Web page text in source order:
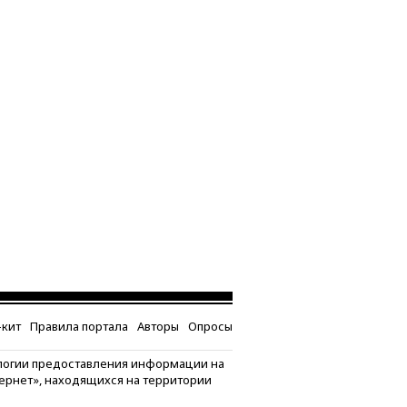
Правила портала Авторы Опросы
предоставления информации на
находящихся на территории